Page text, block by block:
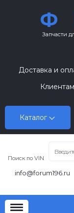
Ф
Запчасти
Каталог
Доставка и
Клиентам
Поиск по VIN
info@forum196.ru